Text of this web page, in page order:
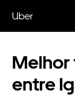
para
conteúdo
Uber
Melhor
entre